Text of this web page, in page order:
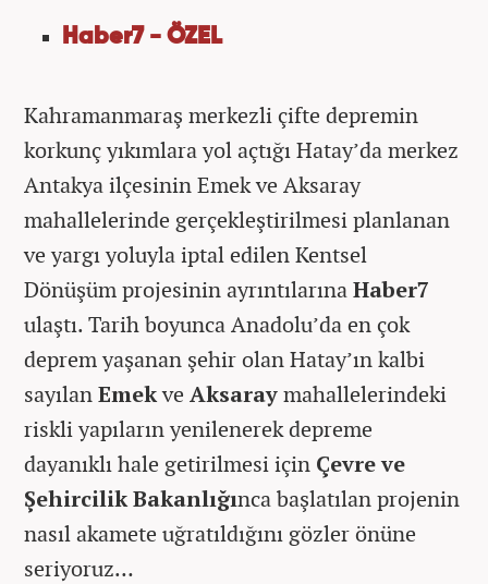
Haber7 - ÖZEL
Kahramanmaraş merkezli çifte depremin
korkunç yıkımlara yol açtığı Hatay’da merkez
Antakya ilçesinin Emek ve Aksaray
mahallelerinde gerçekleştirilmesi planlanan
ve yargı yoluyla iptal edilen Kentsel
Dönüşüm projesinin ayrıntılarınaHaber7
ulaştı. Tarih boyunca Anadolu’da en çok
deprem yaşanan şehir olan Hatay’ın kalbi
sayılanEmekve Aksaraymahallelerindeki
riskli yapıların yenilenerek depreme
dayanıklı hale getirilmesi için Çevre ve
Şehircilik Bakanlığınca başlatılan projenin
nasıl akamete uğratıldığını gözler önüne
seriyoruz…